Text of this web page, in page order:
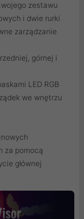
zestawu
i dwie rurki
zarządzanie
górnej i
LED RGB
we wnętrzu
za pomocą
głównej